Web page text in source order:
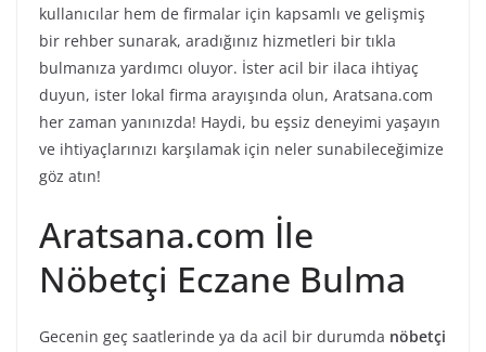
kullanıcılar hem de firmalar için kapsamlı ve gelişmiş
bir rehber sunarak, aradığınız hizmetleri bir tıkla
bulmanıza yardımcı oluyor. İster acil bir ilaca ihtiyaç
duyun, ister lokal firma arayışında olun, Aratsana.com
her zaman yanınızda! Haydi, bu eşsiz deneyimi yaşayın
ve ihtiyaçlarınızı karşılamak için neler sunabileceğimize
göz atın!
Aratsana.com İle
Nöbetçi Eczane Bulma
Gecenin geç saatlerinde ya da acil bir durumda nöbetçi